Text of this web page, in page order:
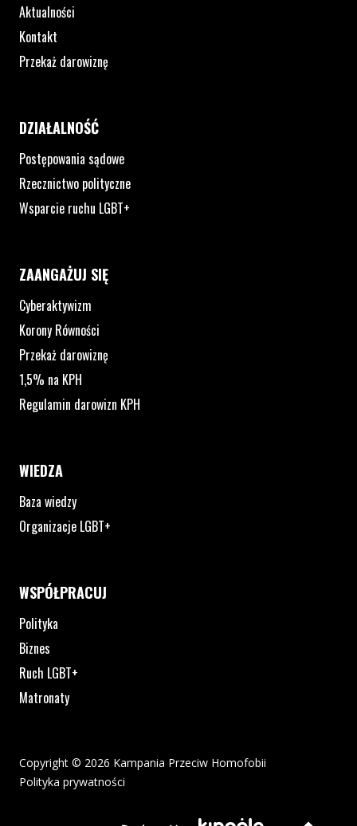
Aktualności
Kontakt
Przekaż darowiznę
DZIAŁALNOŚĆ
Postępowania sądowe
Rzecznictwo polityczne
Wsparcie ruchu LGBT+
ZAANGAŻUJ SIĘ
Cyberaktywizm
Korony Równości
Przekaż darowiznę
1,5% na KPH
Regulamin darowizn KPH
WIEDZA
Baza wiedzy
Organizacje LGBT+
WSPÓŁPRACUJ
Polityka
Biznes
Ruch LGBT+
Matronaty
Copyright © 2026 Kampania Przeciw Homofobii
Polityka prywatności